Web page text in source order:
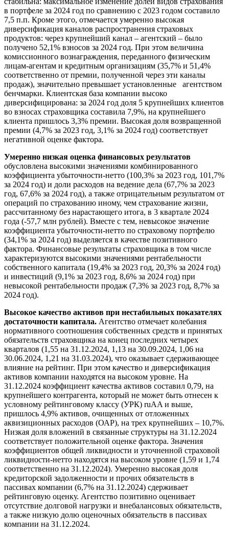
в портфеле за 2024 год по сравнению с 2023 годом составило
7,5 п.п. Кроме этого, отмечается умеренно высокая
диверсификация каналов распространения страховых
продуктов: через крупнейший канал – агентский – было
получено 52,1% взносов за 2024 год. При этом величина
комиссионного вознаграждения, переданного физическим
лицам-агентам и кредитным организациям (35,7% и 51,4%
соответственно от премии, полученной через эти каналы
продаж), значительно превышает установленные агентством
бенчмарки. Клиентская база компании высоко
диверсифицирована: за 2024 год доля 5 крупнейших клиентов
во взносах страховщика составила 7,9%, на крупнейшего
клиента пришлось 3,3% премии. Высокая доля возвращенной
премии (4,7% за 2023 год, 3,1% за 2024 год) соответствует
негативной оценке фактора.
Умеренно низкая оценка финансовых результатов
обусловлена высокими значениями комбинированного
коэффициента убыточности-нетто (100,3% за 2023 год, 101,7%
за 2024 год) и доли расходов на ведение дела (67,7% за 2023
год, 67,6% за 2024 год), а также отрицательным результатом от
операций по страхованию иному, чем страхование жизни,
рассчитанному без нарастающего итога, в 3 квартале 2024
года (-57,7 млн рублей). Вместе с тем, невысокое значение
коэффициента убыточности-нетто по страховому портфелю
(34,1% за 2024 год) выделяется в качестве позитивного
фактора. Финансовые результаты страховщика в том числе
характеризуются высокими значениями рентабельности
собственного капитала (19,4% за 2023 год, 20,3% за 2024 год)
и инвестиций (9,1% за 2023 год, 8,6% за 2024 год) при
невысокой рентабельности продаж (7,3% за 2023 год, 8,7% за
2024 год).
Высокое качество активов при нестабильных показателях
достаточности капитала. Агентство отмечает колебания
нормативного соотношения собственных средств и принятых
обязательств страховщика на конец последних четырех
кварталов (1,55 на 31.12.2024, 1,13 на 30.09.2024, 1,06 на
30.06.2024, 1,21 на 31.03.2024), что оказывает сдерживающее
влияние на рейтинг. При этом качество и диверсификация
активов компании находятся на высоком уровне. На
31.12.2024 коэффициент качества активов составил 0,79, на
крупнейшего контрагента, который не может быть отнесен к
условному рейтинговому классу (УРК) ruAA и выше,
пришлось 4,9% активов, очищенных от отложенных
аквизиционных расходов (ОАР), на трех крупнейших – 10,7%.
Низкая доля вложений в связанные структуры на 31.12.2024
соответствует положительной оценке фактора. Значения
коэффициентов общей ликвидности и уточненной страховой
ликвидности-нетто находятся на высоком уровне (1,59 и 1,74
соответственно на 31.12.2024). Умеренно высокая доля
кредиторской задолженности и прочих обязательств в
пассивах компании (6,7% на 31.12.2024) сдерживает
рейтинговую оценку. Агентство позитивно оценивает
отсутствие долговой нагрузки и внебалансовых обязательств,
а также низкую долю оценочных обязательств в пассивах
компании на 31.12.2024.